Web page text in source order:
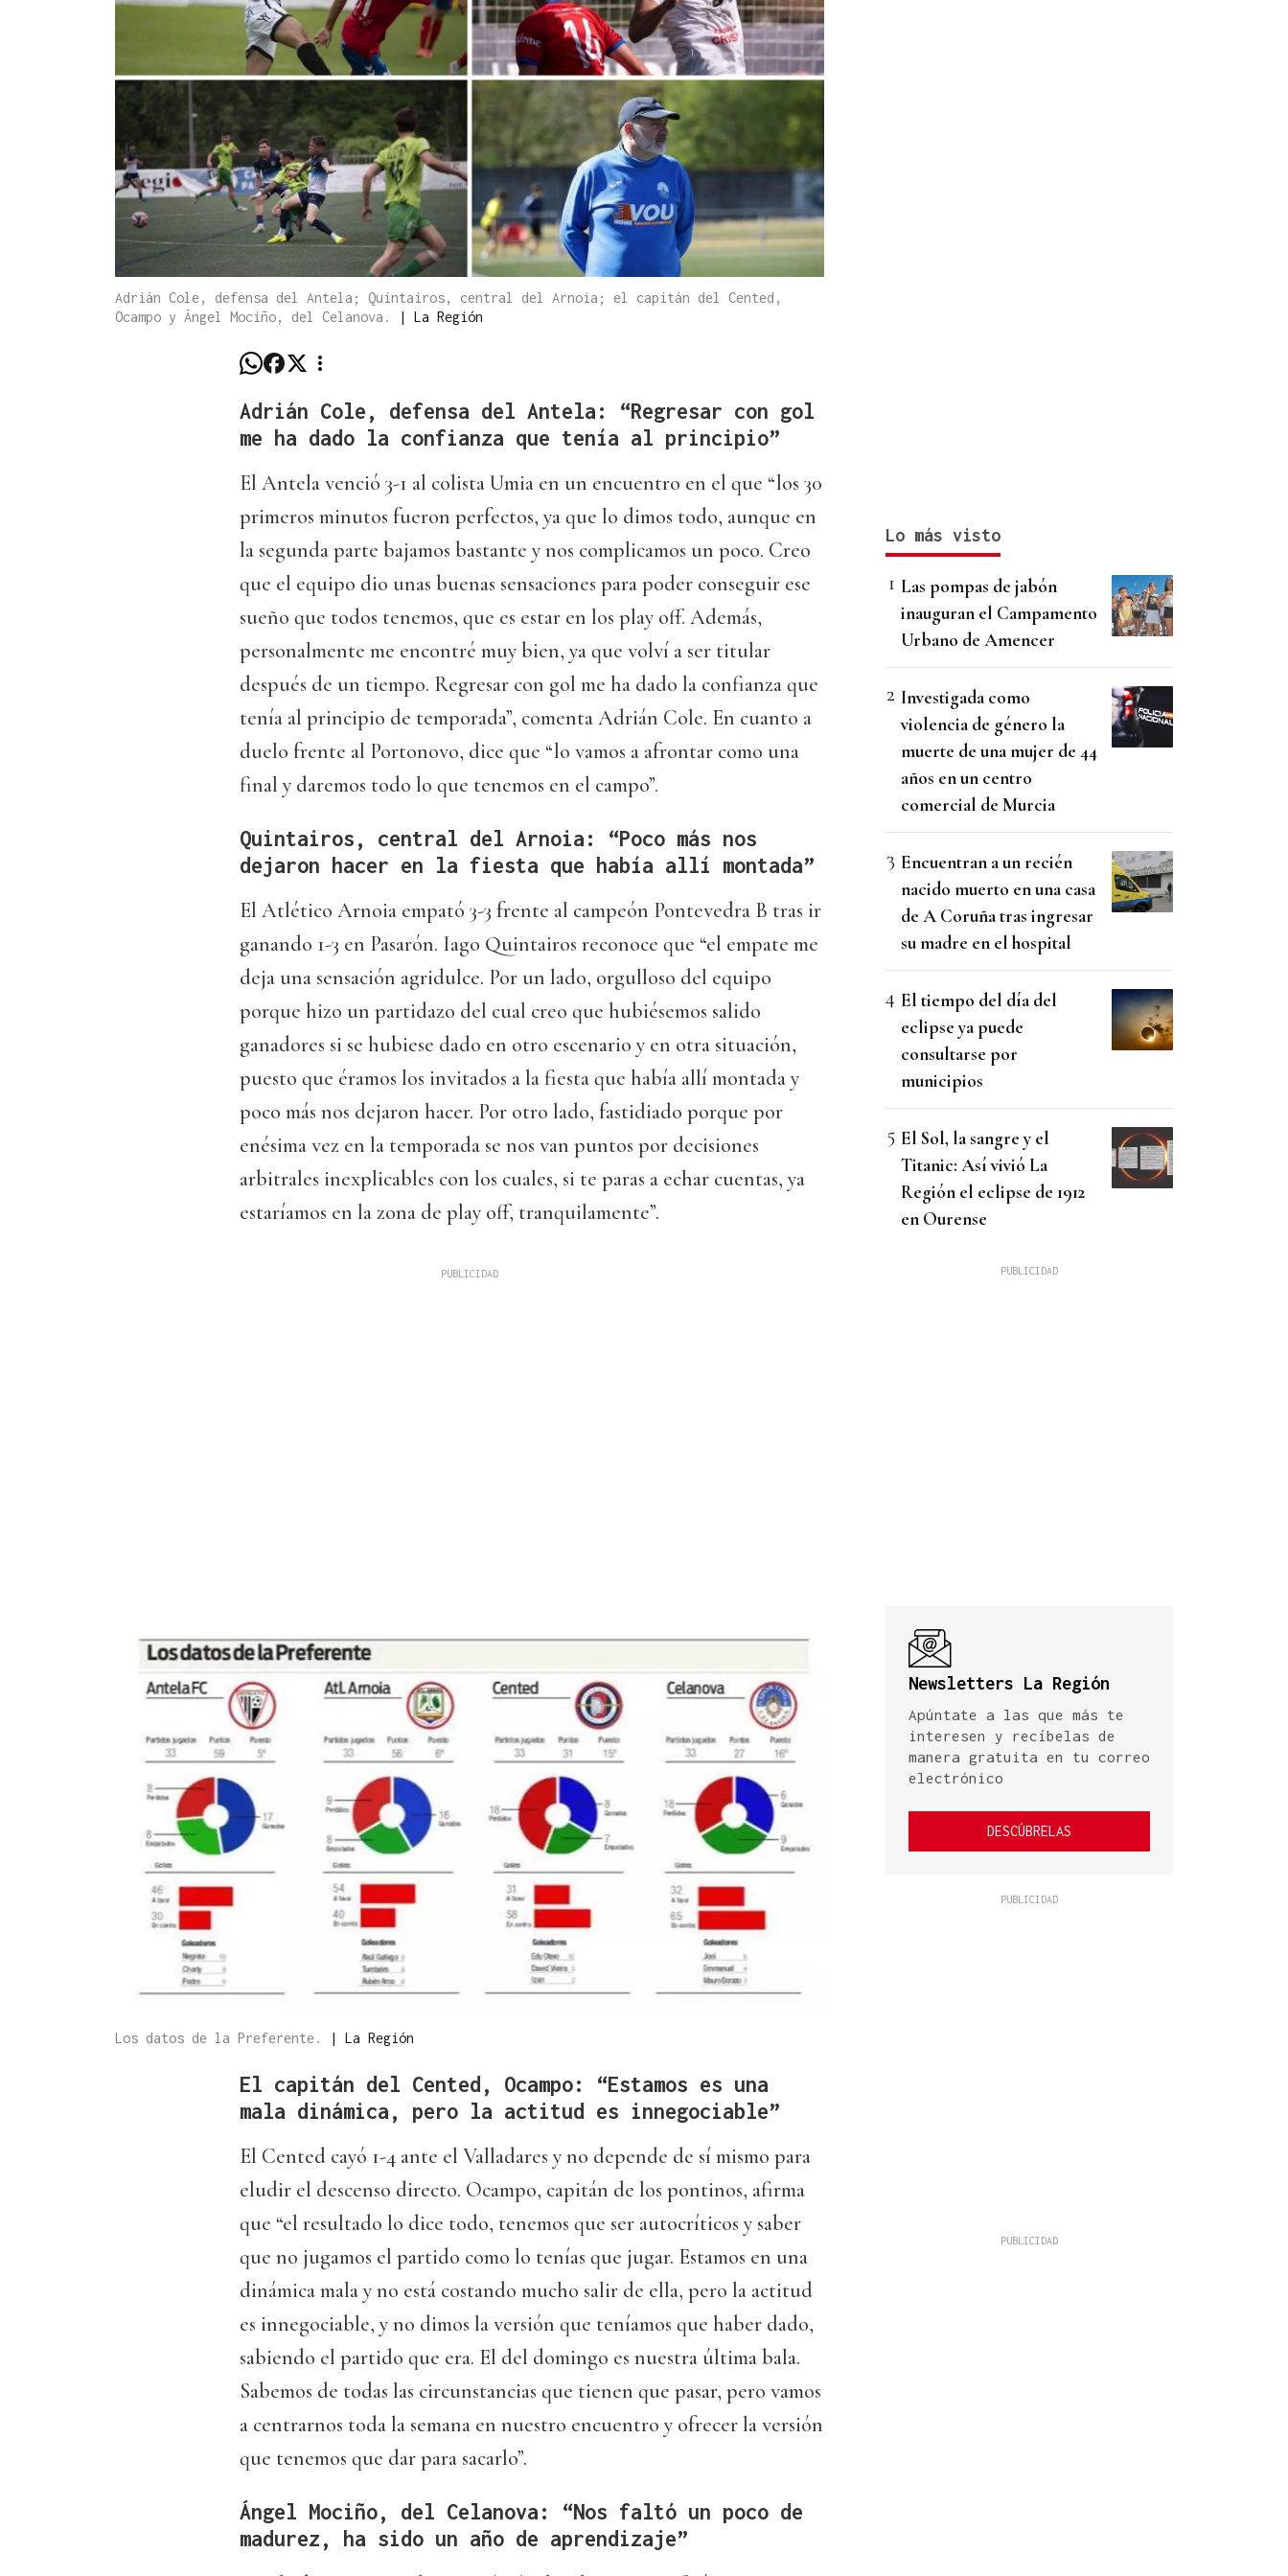
Adrián Cole, defensa del Antela; Quintairos, central del Arnoia; el capitán del Cented,
Ocampo y Ángel Mociño, del Celanova.
| La Región
Adrián Cole, defensa del Antela: “Regresar con gol
me ha dado la confianza que tenía al principio”
El Antela venció 3-1 al colista Umia en un encuentro en el que “los 30
primeros minutos fueron perfectos, ya que lo dimos todo, aunque en
la segunda parte bajamos bastante y nos complicamos un poco. Creo
que el equipo dio unas buenas sensaciones para poder conseguir ese
sueño que todos tenemos, que es estar en los play off. Además,
personalmente me encontré muy bien, ya que volví a ser titular
después de un tiempo. Regresar con gol me ha dado la confianza que
tenía al principio de temporada”, comenta Adrián Cole. En cuanto a
duelo frente al Portonovo, dice que “lo vamos a afrontar como una
final y daremos todo lo que tenemos en el campo”.
Quintairos, central del Arnoia: “Poco más nos
dejaron hacer en la fiesta que había allí montada”
El Atlético Arnoia empató 3-3 frente al campeón Pontevedra B tras ir
ganando 1-3 en Pasarón. Iago Quintairos reconoce que “el empate me
deja una sensación agridulce. Por un lado, orgulloso del equipo
porque hizo un partidazo del cual creo que hubiésemos salido
ganadores si se hubiese dado en otro escenario y en otra situación,
puesto que éramos los invitados a la fiesta que había allí montada y
poco más nos dejaron hacer. Por otro lado, fastidiado porque por
enésima vez en la temporada se nos van puntos por decisiones
arbitrales inexplicables con los cuales, si te paras a echar cuentas, ya
estaríamos en la zona de play off, tranquilamente”.
Los datos de la Preferente. | La Región
El capitán del Cented, Ocampo: “Estamos es una
mala dinámica, pero la actitud es innegociable”
El Cented cayó 1-4 ante el Valladares y no depende de sí mismo para
eludir el descenso directo. Ocampo, capitán de los pontinos, afirma
que “el resultado lo dice todo, tenemos que ser autocríticos y saber
que no jugamos el partido como lo tenías que jugar. Estamos en una
dinámica mala y no está costando mucho salir de ella, pero la actitud
es innegociable, y no dimos la versión que teníamos que haber dado,
sabiendo el partido que era. El del domingo es nuestra última bala.
Sabemos de todas las circunstancias que tienen que pasar, pero vamos
a centrarnos toda la semana en nuestro encuentro y ofrecer la versión
que tenemos que dar para sacarlo”.
Ángel Mociño, del Celanova: “Nos faltó un poco de
madurez, ha sido un año de aprendizaje”
Lo más visto
Las pompas de jabón
inauguran el Campamento
Urbano de Amencer
Investigada como
violencia de género la
muerte de una mujer de 44
años en un centro
comercial de Murcia
Encuentran a un recién
nacido muerto en una casa
de A Coruña tras ingresar
su madre en el hospital
El tiempo del día del
eclipse ya puede
consultarse por
municipios
El Sol, la sangre y el
Titanic: Así vivió La
Región el eclipse de 1912
en Ourense
Newsletters La Región
Apúntate a las que más te
interesen y recíbelas de
manera gratuita en tu correo
electrónico
DESCÚBRELAS